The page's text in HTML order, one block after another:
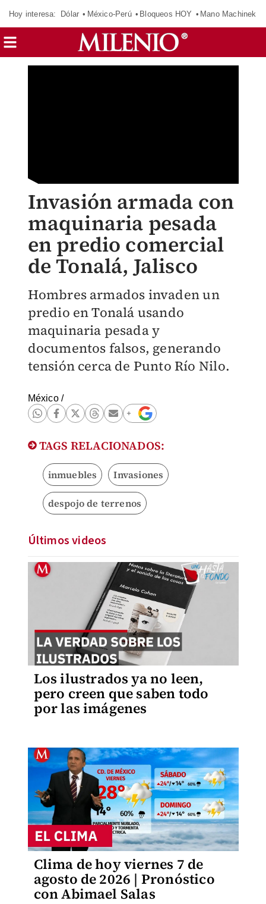
Hoy interesa: Dólar México-Perú Bloqueos HOY Mano Machinek
Invasión armada con
maquinaria pesada
en predio comercial
de Tonalá, Jalisco
Hombres armados invaden un
predio en Tonalá usando
maquinaria pesada y
documentos falsos, generando
tensión cerca de Punto Río Nilo.
México/
TAGS RELACIONADOS:
inmuebles Invasiones
despojo de terrenos
Últimos videos
Los ilustrados ya no leen,
pero creen que saben todo
por las imágenes
Clima de hoy viernes 7 de
agosto de 2026 | Pronóstico
con Abimael Salas